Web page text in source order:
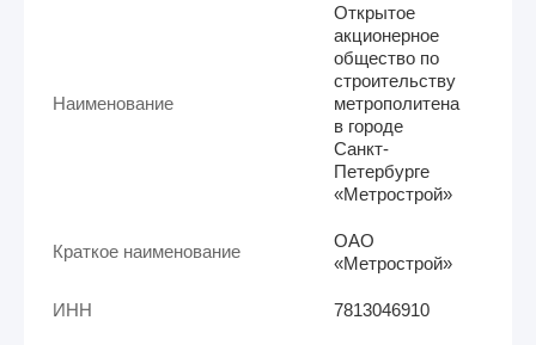
Наименование
Открытое
акционерное
общество по
строительству
метрополитена
в городе
Санкт-
Петербурге
«Метрострой»
Краткое наименование
ОАО
«Метрострой»
ИНН 7813046910